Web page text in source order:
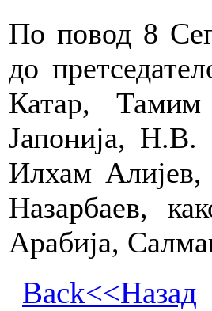
По повод 8
до
Катар,
Јапонија, Н.В.
Илхам Алијев,
Назарбаев,
Арабија,
Back<<Назад